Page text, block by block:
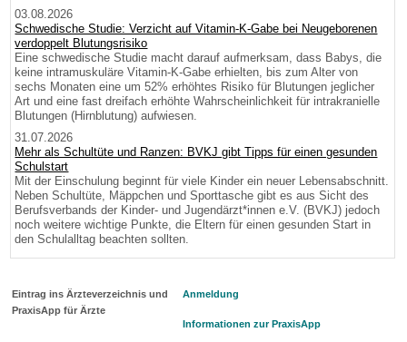
03.08.2026
Schwedische Studie: Verzicht auf Vitamin-K-Gabe bei Neugeborenen
verdoppelt Blutungsrisiko
Eine schwedische Studie macht darauf aufmerksam, dass Babys, die
keine intramuskuläre Vitamin-K-Gabe erhielten, bis zum Alter von
sechs Monaten eine um 52% erhöhtes Risiko für Blutungen jeglicher
Art und eine fast dreifach erhöhte Wahrscheinlichkeit für intrakranielle
Blutungen (Hirnblutung) aufwiesen.
31.07.2026
Mehr als Schultüte und Ranzen: BVKJ gibt Tipps für einen gesunden
Schulstart
Mit der Einschulung beginnt für viele Kinder ein neuer Lebensabschnitt.
Neben Schultüte, Mäppchen und Sporttasche gibt es aus Sicht des
Berufsverbands der Kinder- und Jugendärzt*innen e.V. (BVKJ) jedoch
noch weitere wichtige Punkte, die Eltern für einen gesunden Start in
den Schulalltag beachten sollten.
Eintrag ins Ärzteverzeichnis und
PraxisApp für Ärzte
Anmeldung
Informationen zur PraxisApp